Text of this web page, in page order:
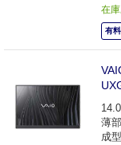
在庫
有
薄
成